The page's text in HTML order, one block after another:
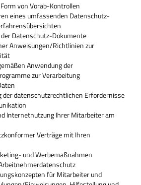
von Vorab-Kontrollen
eines umfassenden Datenschutz-
Datenschutz-Dokumente
Anweisungen/Richtlinien zur
Anwendung der
zur Verarbeitung
der datenschutzrechtlichen Erfordernisse
Internetnutzung Ihrer Mitarbeiter am
Verträge mit Ihren
und Werbemaßnahmen
für Mitarbeiter und